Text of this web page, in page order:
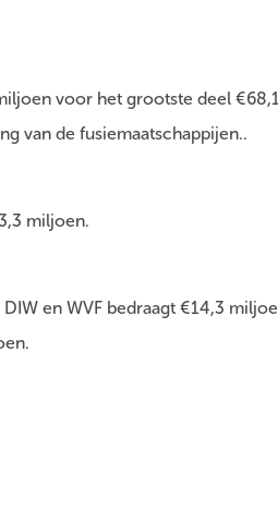
voor het grootste deel
van de fusiemaatschappijen..
miljoen.
en WVF bedraagt €14,3